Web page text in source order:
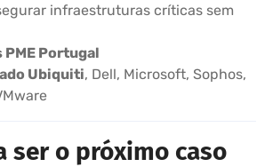
infraestruturas críticas sem
PME Portugal
Ubiquiti, Dell, Microsoft, Sophos,
ser o próximo caso